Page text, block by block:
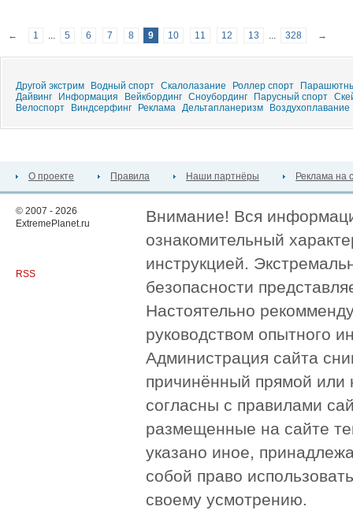
← 1 ... 5 6 7 8 9 10 11 12 13 ... 328 →
Другой экстрим Водный спорт Скалолазание Роллер спорт
Дайвинг
Информация Вейкбординг Сноубординг Парусный спорт
Велоспорт
Виндсерфинг Реклама Дельтапланеризм Воздухоплавание
О проекте Правила Наши партнёры Реклама на
© 2007 - 2026
ExtremePlanet.ru
RSS
Внимание! Вся
ознакомительный
инструкцией.
безопасности
Настоятельно
руководством опытного
Администрация сайта
причинённый прямой или
согласны с правилами
размещенные на сайте
указано иное,
собой право
своему усмотрению.